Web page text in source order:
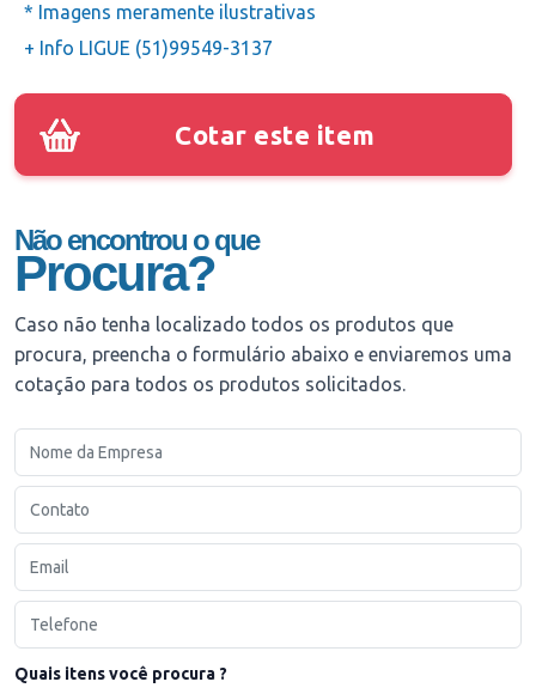
* Imagens meramente ilustrativas
+ Info LIGUE (51)99549-3137
Cotar este item
Não encontrou o que
Procura?
Caso não tenha localizado todos os produtos que
procura, preencha o formulário abaixo e enviaremos uma
cotação para todos os produtos solicitados.
Quais itens você procura ?